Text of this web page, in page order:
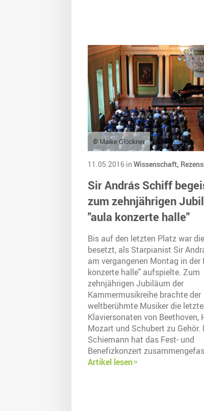
© Maike Glöckner
11.05.2016 in Wissenschaft,
Sir András Schiff
zum zehnjährigen
"aula konzerte halle"
Bis auf den letzten Platz war
besetzt, als Starpianist Sir
am vergangenen Montag in der
konzerte halle" aufspielte. Zum
zehnjährigen Jubiläum der
Kammermusikreihe brachte der
weltberühmte Musiker die
Klaviersonaten von Beethoven,
Mozart und Schubert zu Gehör.
Schiemann hat das Fest- und
Benefizkonzert
Artikel lesen